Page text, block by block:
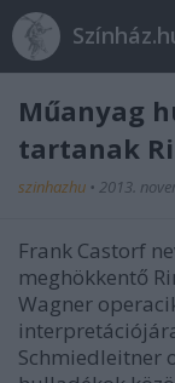
Műanyag
tartanak
szinhazhu • 2013.
Frank Castorf
meghökkentő
Wagner
Schmiedleitner